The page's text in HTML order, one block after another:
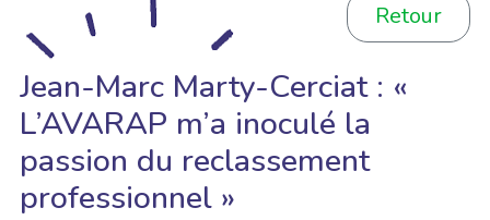
Retour
Jean-Marc Marty-Cerciat : «
L’AVARAP m’a inoculé la
passion du reclassement
professionnel »